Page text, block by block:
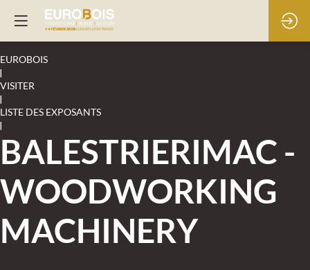
EUROBOIS
|
VISITER
|
LISTE DES EXPOSANTS
|
BALESTRIERIMAC -
WOODWORKING
MACHINERY